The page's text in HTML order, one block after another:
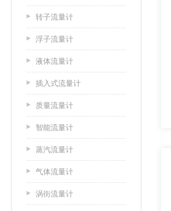
转子流量计
浮子流量计
液体流量计
插入式流量计
质量流量计
智能流量计
蒸汽流量计
气体流量计
涡街流量计